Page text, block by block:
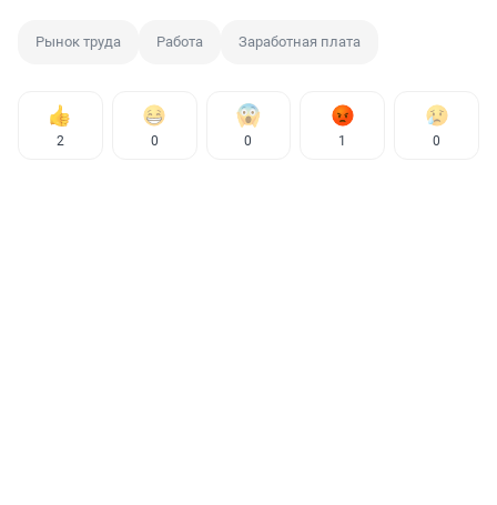
Рынок труда Работа Заработная плата
2 0 0 1 0